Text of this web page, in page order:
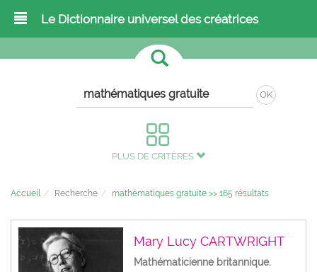
Le Dictionnaire universel des créatrices
OK
PLUS DE CRITÈRES
Accueil Recherche mathématiques gratuite >> 165 résultats
Mary Lucy CARTWRIGHT
Mathématicienne britannique.